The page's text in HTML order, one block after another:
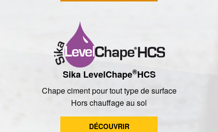
Sika LevelChape®HCS
Chape ciment pour tout type de surface
Hors chauffage au sol
DÉCOUVRIR